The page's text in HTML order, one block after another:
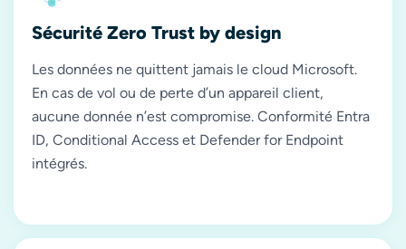
Sécurité Zero Trust by design
Les données ne quittent jamais le cloud Microsoft.
En cas de vol ou de perte d’un appareil client,
aucune donnée n’est compromise. Conformité Entra
ID, Conditional Access et Defender for Endpoint
intégrés.